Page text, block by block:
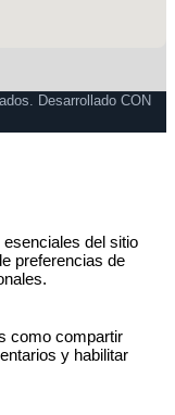
Desarrollado CON
del sitio
preferencias de
como compartir
y habilitar